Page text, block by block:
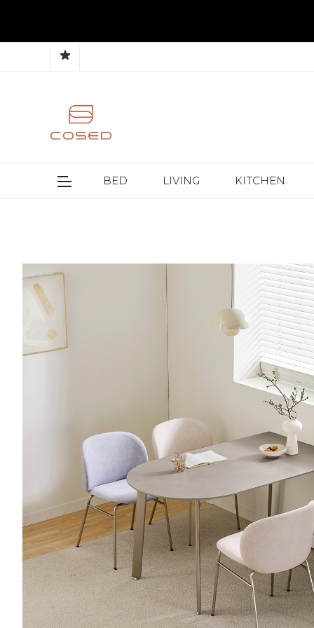
BED LIVING KITCHEN